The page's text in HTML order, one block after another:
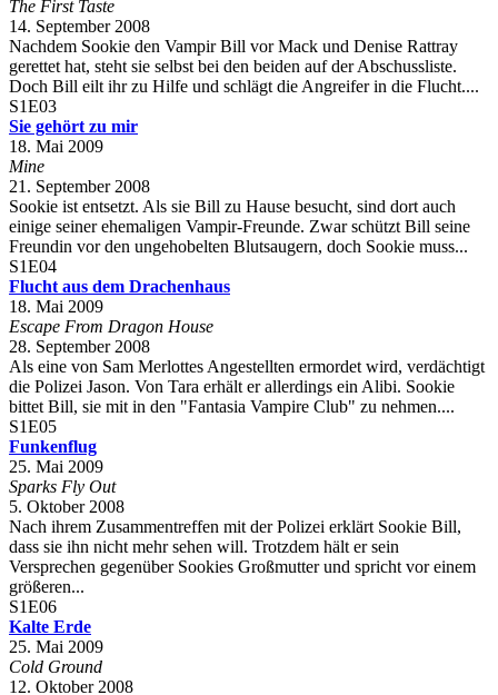
The First Taste
14. September 2008
Nachdem Sookie den Vampir Bill vor Mack und Denise Rattray
gerettet hat, steht sie selbst bei den beiden auf der Abschussliste.
Doch Bill eilt ihr zu Hilfe und schlägt die Angreifer in die Flucht....
S1E03
Sie gehört zu mir
18. Mai 2009
Mine
21. September 2008
Sookie ist entsetzt. Als sie Bill zu Hause besucht, sind dort auch
einige seiner ehemaligen Vampir-Freunde. Zwar schützt Bill seine
Freundin vor den ungehobelten Blutsaugern, doch Sookie muss...
S1E04
Flucht aus dem Drachenhaus
18. Mai 2009
Escape From Dragon House
28. September 2008
Als eine von Sam Merlottes Angestellten ermordet wird, verdächtigt
die Polizei Jason. Von Tara erhält er allerdings ein Alibi. Sookie
bittet Bill, sie mit in den "Fantasia Vampire Club" zu nehmen....
S1E05
Funkenflug
25. Mai 2009
Sparks Fly Out
5. Oktober 2008
Nach ihrem Zusammentreffen mit der Polizei erklärt Sookie Bill,
dass sie ihn nicht mehr sehen will. Trotzdem hält er sein
Versprechen gegenüber Sookies Großmutter und spricht vor einem
größeren...
S1E06
Kalte Erde
25. Mai 2009
Cold Ground
12. Oktober 2008